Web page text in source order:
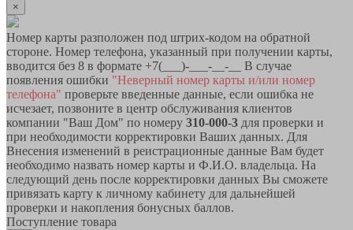
×
Номер карты разположен под штрих-кодом на обратной
стороне. Номер телефона, указанный при получении карты,
вводится без 8 в формате +7(___)-___-__-__ В случае
появления ошибки "Неверный номер карты и/или номер
телефона" проверьте введенные данные, если ошибка не
исчезает, позвоните в центр обслуживания клиентов
компании "Ваш Дом" по номеру 310-000-3 для проверки и
при необходимости корректировки Ваших данных. Для
Внесения изменений в реистрационные данные Вам будет
необходимо назвать номер карты и Ф.И.О. владельца. На
следующий день после корректировки данных Вы сможете
привязать карту к личному кабинету для дальнейшей
проверки и накопления бонусных баллов.
Поступление товара